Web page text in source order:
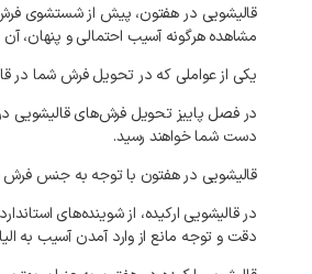
قالیشویی در هفتون، پیش از شستشوی
مشاهده هرگونه آسیب احتمالی و پنهان، آن
یکی از عواملی که در تحویل فرش شما در
در فصل پاییز تحویل فرش‌های قالیشویی در
دست شماخواهند رسید.
قالیشویی در هفتون باتوجه به جنس فرش
در قالیشویی ارکیده، از شوینده‌های استاندارد
دقت و توجه مانع از وارد آمدن آسیب به